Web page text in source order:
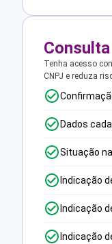
Tenha acesso
CNPJ e reduza
Dados
Situação
Indicação
Indicação
Indicação